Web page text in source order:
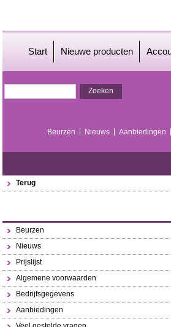
Start Nieuwe producten
Beurzen Nieuws Aanbiedingen
Terug
Beurzen
Nieuws
Prijslijst
Algemene voorwaarden
Bedrijfsgegevens
Aanbiedingen